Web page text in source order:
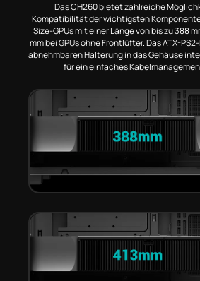
Das CH260 bietet zahlreiche
Kompatibilität der wichtigsten
Size-GPUs mit einer Länge von bis zu 388
mm bei GPUs ohne Frontlüfter. Das ATX-
abnehmbaren Halterung in das Gehäuse
für ein einfaches